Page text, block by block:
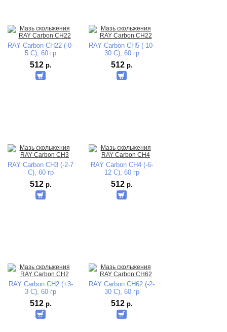
RAY Carbon CH22 (-0-
5 C), 60 гр
512 р.
RAY Carbon CH5 (-10-
30 C), 60 гр
512 р.
RAY Carbon CH3 (-2-7
C), 60 гр
512 р.
RAY Carbon CH4 (-6-
12 C), 60 гр
512 р.
RAY Carbon CH2 (+3-
3 C), 60 гр
512 р.
RAY Carbon CH62 (-2-
30 C), 60 гр
512 р.